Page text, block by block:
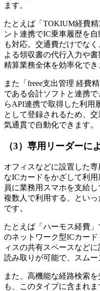
ます。
たとえば「TOKIUM経費精
ント連携でIC乗車履歴を
も対応。交通費だけでな
よる領収書の代行入力や
精算業務全体を効率化でき
また「freee支出管理 経費
である会計ソフトと連携
らAPI連携で取得した利用
として登録されるため、
気通貫で自動化できます。
（3）専用リーダーに
オフィスなどに設置した
なICカードをかざして利
員に業務用スマホを支給
複数人で利用する、とい
です。
たとえば「ハーモス経費
のネットワーク型ICカー
ィスの共有スペースなど
読み取りが可能で、スムー
また、高機能な経路検索
も、このタイプに含まれ